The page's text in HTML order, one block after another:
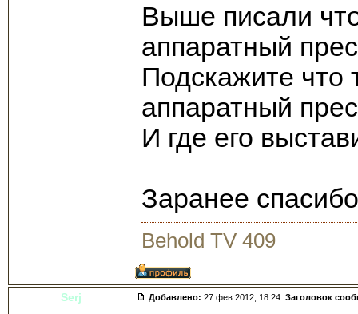
Выше писали
аппаратный
Подскажите что
аппаратный
И где его
Заранее
Behold TV 409
Serj Добавлено: 27 фев 2012, 18:24. Заголовок